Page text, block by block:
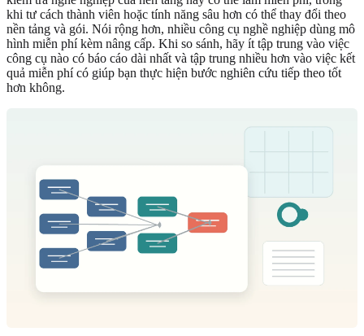
khi tư cách thành viên hoặc tính năng sâu hơn có thể thay đổi theo
nền tảng và gói. Nói rộng hơn, nhiều công cụ nghề nghiệp dùng mô
hình miễn phí kèm nâng cấp. Khi so sánh, hãy ít tập trung vào việc
công cụ nào có báo cáo dài nhất và tập trung nhiều hơn vào việc kết
quả miễn phí có giúp bạn thực hiện bước nghiên cứu tiếp theo tốt
hơn không.